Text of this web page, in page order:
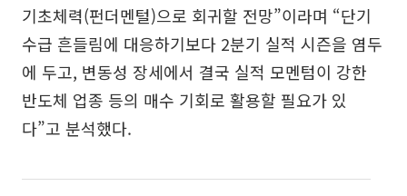
기초체력(펀더멘털)으로 회귀할 전망”이라며 “단기
수급 흔들림에 대응하기보다 2분기 실적 시즌을 염두
에 두고, 변동성 장세에서 결국 실적 모멘텀이 강한
반도체 업종 등의 매수 기회로 활용할 필요가 있
다”고 분석했다.